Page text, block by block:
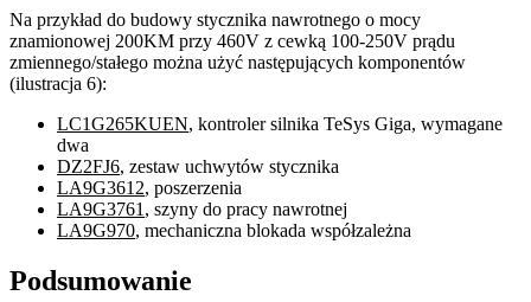
Na przykład do budowy stycznika nawrotnego o mocy
znamionowej 200KM przy 460V z cewką 100-250V prądu
zmiennego/stałego można użyć następujących komponentów
(ilustracja 6):
LC1G265KUEN, kontroler silnika TeSys Giga, wymagane
dwa
DZ2FJ6, zestaw uchwytów stycznika
LA9G3612, poszerzenia
LA9G3761 , szyny do pracy nawrotnej
LA9G970, mechaniczna blokada współzależna
Podsumowanie